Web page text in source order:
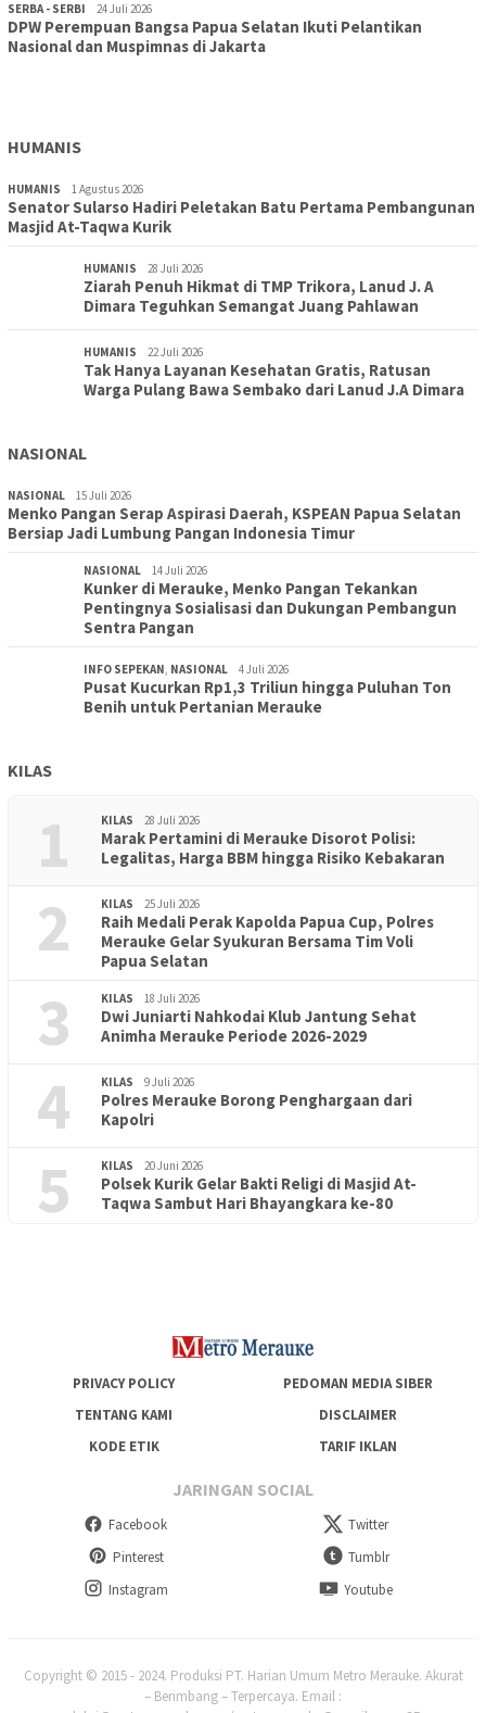
SERBA - SERBI 24 Juli 2026
DPW Perempuan Bangsa Papua Selatan Ikuti Pelantikan
Nasional dan Muspimnas di Jakarta
TOPIK 30 Juli 2026
Wujudkan Sekolah Adiwiyata:SD Inpres Polder Merauke
HUMANIS
HUMANIS 1 Agustus 2026
Senator Sularso Hadiri Peletakan Batu Pertama Pembangunan
Masjid At-Taqwa Kurik
HUMANIS 28 Juli 2026
Ziarah Penuh Hikmat di TMP Trikora, Lanud J. A
Dimara Teguhkan Semangat Juang Pahlawan
HUMANIS 22 Juli 2026
Tak Hanya Layanan Kesehatan Gratis, Ratusan
Warga Pulang Bawa Sembako dari Lanud J.A Dimara
NASIONAL
NASIONAL 15 Juli 2026
Menko Pangan Serap Aspirasi Daerah, KSPEAN Papua Selatan
Bersiap Jadi Lumbung Pangan Indonesia Timur
NASIONAL 14 Juli 2026
Kunker di Merauke, Menko Pangan Tekankan
Pentingnya Sosialisasi dan Dukungan Pembangun
Sentra Pangan
INFO SEPEKAN, NASIONAL 4 Juli 2026
Pusat Kucurkan Rp1,3 Triliun hingga Puluhan Ton
Benih untuk Pertanian Merauke
KILAS
1 KILAS 28 Juli 2026
Marak Pertamini di Merauke Disorot Polisi:
Legalitas, Harga BBM hingga Risiko Kebakaran
2 KILAS 25 Juli 2026
Raih Medali Perak Kapolda Papua Cup, Polres
Merauke Gelar Syukuran Bersama Tim Voli
Papua Selatan
3 KILAS 18 Juli 2026
Dwi Juniarti Nahkodai Klub Jantung Sehat
Animha Merauke Periode 2026-2029
4 KILAS 9 Juli 2026
Polres Merauke Borong Penghargaan dari
Kapolri
5 KILAS 20 Juni 2026
Polsek Kurik Gelar Bakti Religi di Masjid At-
Taqwa Sambut Hari Bhayangkara ke-80
PENDIDIKAN 18 Juni 2026
Lepas Puluhan Peserta Didik, TK Yapis 2 Merauke Siapkan
PRIVACY POLICY
PEDOMAN MEDIA SIBER
TENTANG KAMI
DISCLAIMER
KODE ETIK
TARIF IKLAN
JARINGAN SOCIAL
Facebook
Twitter
Pinterest
Tumblr
Instagram
Youtube
Copyright © 2015 - 2024. Produksi PT. Harian Umum Metro Merauke. Akurat
– Berimbang – Terpercaya. Email :